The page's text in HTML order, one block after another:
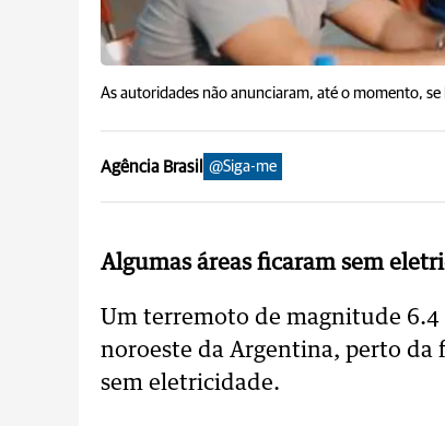
As autoridades não anunciaram, até o momento,
Agência Brasil @Siga-me
Algumas áreas ficaram sem
Um terremoto de magnitude
noroeste da Argentina, perto da
sem eletricidade.